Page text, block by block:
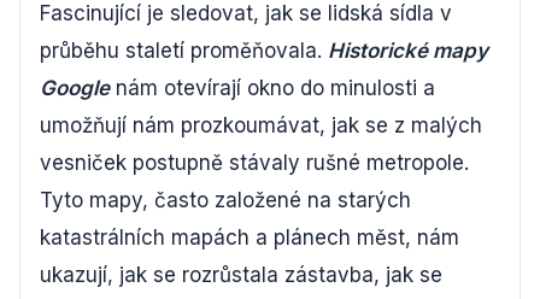
Fascinující je sledovat, jak se lidská sídla v
průběhu staletí proměňovala. Historické mapy
Googlenám otevírají okno do minulosti a
umožňují nám prozkoumávat, jak se z malých
vesniček postupně stávaly rušné metropole.
Tyto mapy, často založené na starých
katastrálních mapách a plánech měst, nám
ukazují, jak se rozrůstala zástavba, jak se